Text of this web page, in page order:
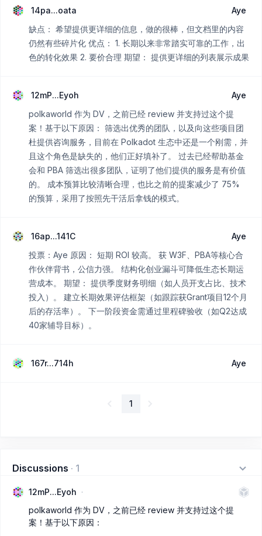
14pa...oata
Aye
缺点： 希望提供更详细的信息，做的很棒，但文档里的内容
仍然有些碎片化 优点： 1. 长期以来非常踏实可靠的工作，出
色的转化效果 2. 要价合理 期望： 提供更详细的列表展示成果
12mP...Eyoh
Aye
polkaworld 作为 DV，之前已经 review 并支持过这个提
案！基于以下原因： 筛选出优秀的团队，以及向这些项目团
杜提供咨询服务，目前在 Polkadot 生态中还是一个刚需，并
且这个角色是缺失的，他们正好填补了。 过去已经帮助基金
会和 PBA 筛选出很多团队，证明了他们提供的服务是有价值
的。 成本预算比较清晰合理，也比之前的提案减少了 75%
的预算，采用了按照先干活后拿钱的模式。
16ap...141C
Aye
投票：Aye 原因： 短期 ROI 较高。 获 W3F、PBA等核心合
作伙伴背书，公信力强。 结构化创业漏斗可降低生态长期运
营成本。 期望： 提供季度财务明细（如人员开支占比、技术
投入）。 建立长期效果评估框架（如跟踪获Grant项目12个月
后的存活率）。 下一阶段资金需通过里程碑验收（如Q2达成
40家辅导目标）。
167r...714h Aye
1
Discussions · 1
12mP...Eyoh
polkaworld 作为 DV，之前已经 review 并支持过这个提
案！基于以下原因：